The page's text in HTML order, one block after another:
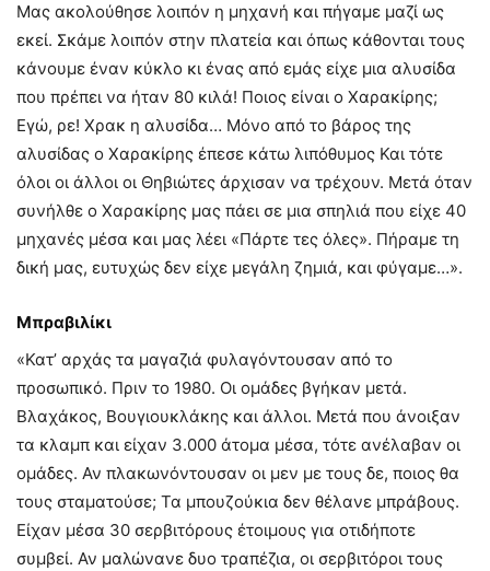
Μας ακολούθησε λοιπόν η μηχανή και πήγαμε μαζί ως
εκεί. Σκάμε λοιπόν στην πλατεία και όπως κάθονται τους
κάνουμε έναν κύκλο κι ένας από εμάς είχε μια αλυσίδα
που πρέπει να ήταν 80 κιλά! Ποιος είναι ο Χαρακίρης;
Εγώ, ρε! Χρακ η αλυσίδα… Μόνο από το βάρος της
αλυσίδας ο Χαρακίρης έπεσε κάτω λιπόθυμος Και τότε
όλοι οι άλλοι οι Θηβιώτες άρχισαν να τρέχουν. Μετά όταν
συνήλθε ο Χαρακίρης μας πάει σε μια σπηλιά που είχε 40
μηχανές μέσα και μας λέει «Πάρτε τες όλες». Πήραμε τη
δική μας, ευτυχώς δεν είχε μεγάλη ζημιά, και φύγαμε…».
Μπραβιλίκι
«Κατ’ αρχάς τα μαγαζιά φυλαγόντουσαν από το
προσωπικό. Πριν το 1980. Οι ομάδες βγήκαν μετά.
Βλαχάκος, Βουγιουκλάκης και άλλοι. Μετά που άνοιξαν
τα κλαμπ και είχαν 3.000 άτομα μέσα, τότε ανέλαβαν οι
ομάδες. Αν πλακωνόντουσαν οι μεν με τους δε, ποιος θα
τους σταματούσε; Τα μπουζούκια δεν θέλανε μπράβους.
Είχαν μέσα 30 σερβιτόρους έτοιμους για οτιδήποτε
συμβεί. Αν μαλώνανε δυο τραπέζια, οι σερβιτόροι τους